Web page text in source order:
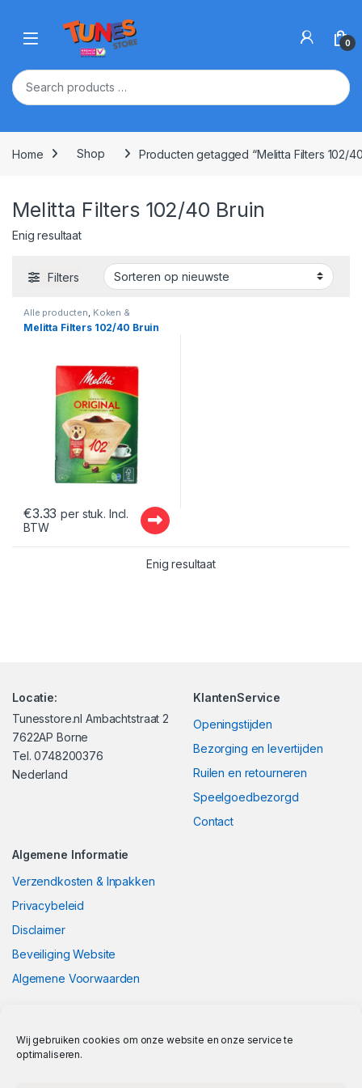
Wij gebruiken cookies om onze website en onze service te
optimaliseren.
Open 0
Home Shop Producten getagged “Melitta Filters 102/
Melitta Filters 102/40 Bruin
Enig resultaat
Filters
Alle producten, Koken &
Keukengereedschap,Kookgerei
Melitta Filters 102/40 Bruin
€3.33 per stuk. Incl.
BTW
Enig resultaat
Locatie:
Tunesstore.nl Ambachtstraat 2
7622AP Borne
Tel. 0748200376
Nederland
KlantenService
Openingstijden
Bezorging en levertijden
Ruilen en retourneren
Speelgoedbezorgd
Contact
Algemene Informatie
Verzendkosten & Inpakken
Privacybeleid
Disclaimer
Beveiliging Website
Algemene Voorwaarden